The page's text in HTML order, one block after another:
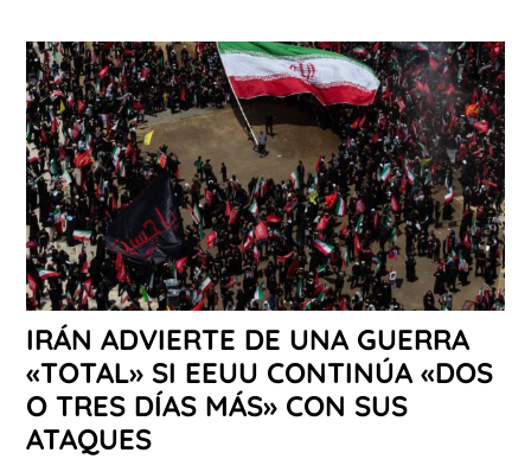
IRÁN ADVIERTE DE UNA GUERRA
«TOTAL» SI EEUU CONTINÚA «DOS
O TRES DÍAS MÁS» CON SUS
ATAQUES